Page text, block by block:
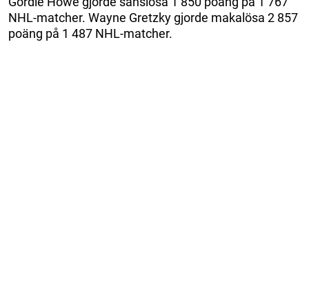
NHL-matcher. Wayne Gretzky gjorde makalösa 2 857
poäng på 1 487 NHL-matcher.